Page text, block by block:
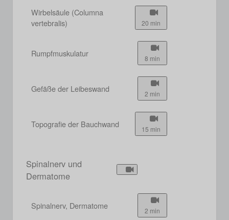
Wirbelsäule (Columna
vertebralis)
20 min
Rumpfmuskulatur 8 min
Gefäße der Leibeswand 2 min
Topografie der Bauchwand 15 min
Spinalnerv und
Dermatome
Spinalnerv, Dermatome 2 min